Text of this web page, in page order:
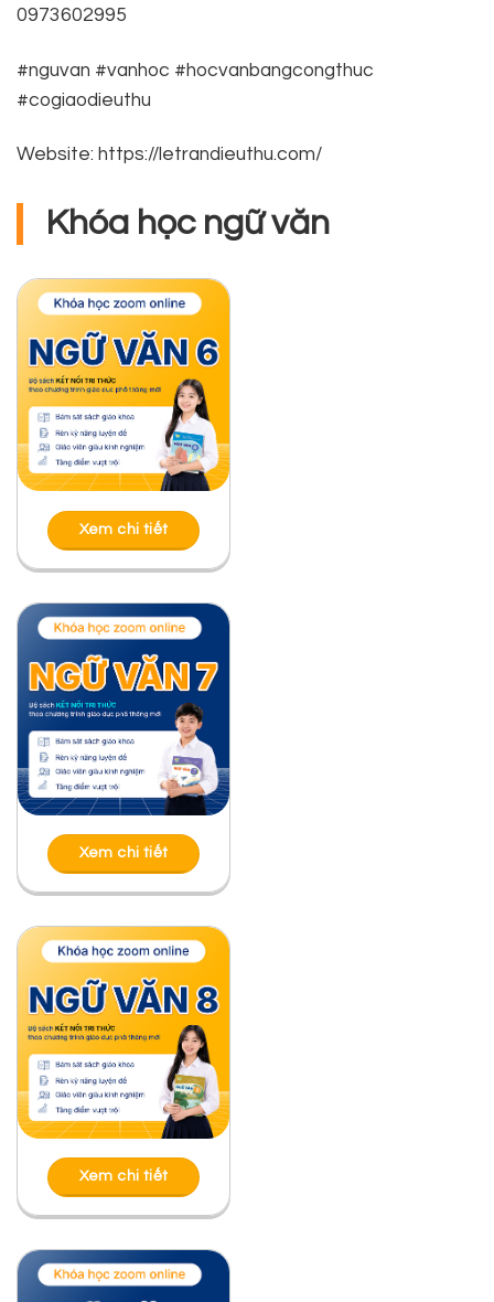
0973602995
#nguvan #vanhoc #hocvanbangcongthuc
#cogiaodieuthu
Website: https://letrandieuthu.com/
Khóa học ngữ văn
Xem chi tiết
Xem chi tiết
PHÂN TÍCH “NẮNG TƯƠI” CỦA HÀN MẶC TỬ –
KHI NẮNG CHẠM VÀO TRÁI TIM
HƯỚNG DẪN VIẾT BÀI VĂN TRÌNH BÀY Ý KIẾN
TÁN THÀNH
PHÂN TÍCH “CHIẾC LÔNG CHIM MÀU ĐỎ” CỦA
NGUYỄN QUANG THIỀU – NGƯỜI ĐẸP NHẤT KHI
PHÂN TÍCH “CHIẾC ÁO CỦA CHA” CỦA NGÔ BÁ
HÒA – CHIẾC ÁO CŨ VÀ NHỮNG ĐIỀU KHÔNG
BAO GIỜ CŨ
PHÂN TÍCH “BẾN THỜI GIAN” CỦA TẠ DUY ANH